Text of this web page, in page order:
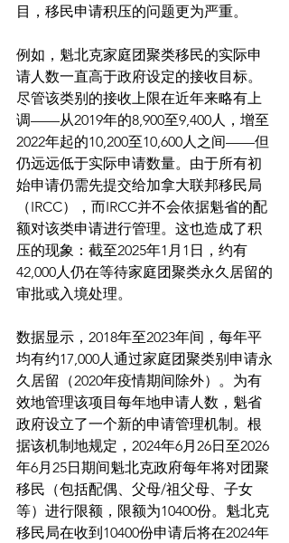
目，移民申请积压的问题更为严重。
例如，魁北克家庭团聚类移民的实际申
请人数一直高于政府设定的接收目标。
尽管该类别的接收上限在近年来略有上
调——从2019年的8,900至9,400人，增至
2022年起的10,200至10,600人之间——但
仍远远低于实际申请数量。由于所有初
始申请仍需先提交给加拿大联邦移民局
（IRCC），而IRCC并不会依据魁省的配
额对该类申请进行管理。这也造成了积
压的现象：截至2025年1月1日，约有
42,000人仍在等待家庭团聚类永久居留的
审批或入境处理。
数据显示，2018年至2023年间，每年平
均有约17,000人通过家庭团聚类别申请永
久居留（2020年疫情期间除外）。为有
效地管理该项目每年地申请人数，魁省
政府设立了一个新的申请管理机制。根
据该机制地规定，2024年6月26日至2026
年6月25日期间魁北克政府每年将对团聚
移民（包括配偶、父母/祖父母、子女
等）进行限额，限额为10400份。魁北克
移民局在收到10400份申请后将在2024年